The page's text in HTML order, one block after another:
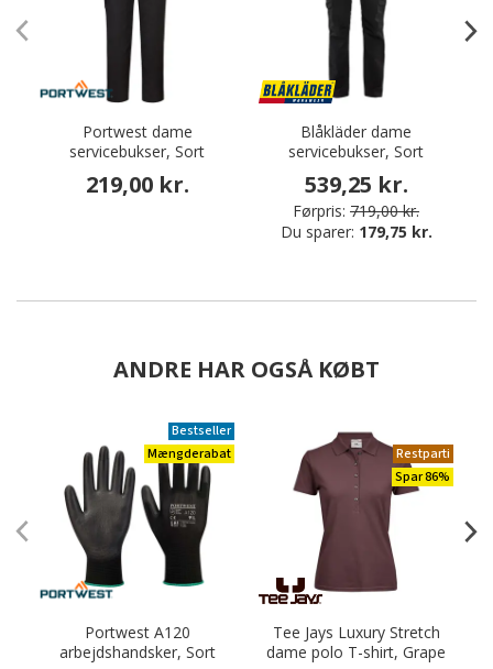
Portwest dame
servicebukser, Sort
219,00 kr.
Blåkläder dame
servicebukser, Sort
539,25 kr.
Førpris: 719,00 kr.
Du sparer: 179,75 kr.
ANDRE HAR OGSÅ KØBT
Bestseller
Mængderabat
Portwest A120
arbejdshandsker, Sort
Restparti
Spar 86%
Tee Jays Luxury Stretch
dame polo T-shirt, Grape